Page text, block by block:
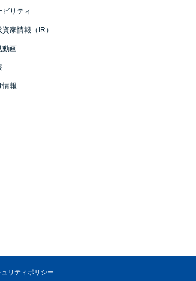
ビリティ
家情報（IR）
動画
情報
リティポリシー